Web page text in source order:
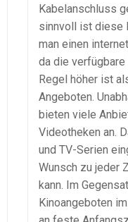
Kabelanschluss
sinnvoll ist diese
man einen
da die
Regel höher ist
Angeboten.
bieten viele
Videotheken an.
und TV-Serien
Wunsch zu jeder
kann. Im
Kinoangeboten